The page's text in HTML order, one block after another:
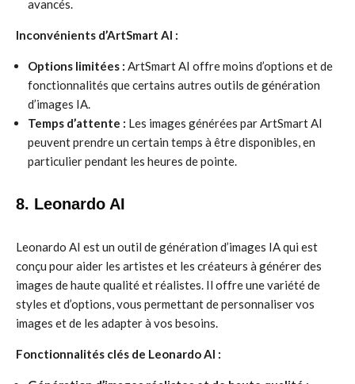
avancés.
Inconvénients d’ArtSmart AI :
Options limitées : ArtSmart AI offre moins d’options et de
fonctionnalités que certains autres outils de génération
d’images IA.
Temps d’attente : Les images générées par ArtSmart AI
peuvent prendre un certain temps à être disponibles, en
particulier pendant les heures de pointe.
8. Leonardo AI
Leonardo AI est un outil de génération d’images IA qui est
conçu pour aider les artistes et les créateurs à générer des
images de haute qualité et réalistes. Il offre une variété de
styles et d’options, vous permettant de personnaliser vos
images et de les adapter à vos besoins.
Fonctionnalités clés de Leonardo AI :